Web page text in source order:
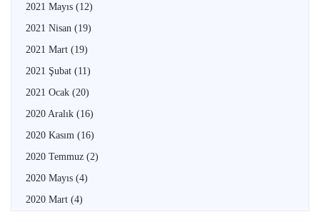
2021 Mayıs (12)
2021 Nisan (19)
2021 Mart (19)
2021 Şubat (11)
2021 Ocak (20)
2020 Aralık (16)
2020 Kasım (16)
2020 Temmuz (2)
2020 Mayıs (4)
2020 Mart (4)